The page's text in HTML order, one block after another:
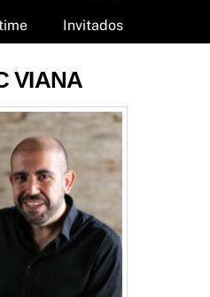
Invitados
VIANA